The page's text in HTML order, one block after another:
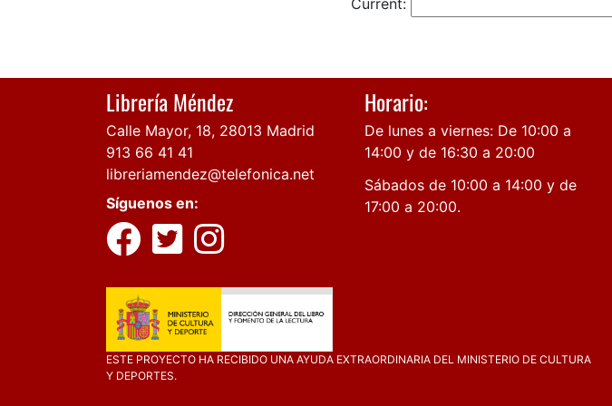
Current:
Librería Méndez
Calle Mayor, 18, 28013 Madrid
913 66 41 41
libreriamendez@telefonica.net
Síguenos en:
Horario:
De lunes a viernes: De 10:00 a
14:00 y de 16:30 a 20:00
Sábados de 10:00 a 14:00 y de
17:00 a 20:00.
ESTE PROYECTO HA RECIBIDO UNA AYUDA EXTRAORDINARIA DEL MINISTERIO DE CULTURA
Y DEPORTES.